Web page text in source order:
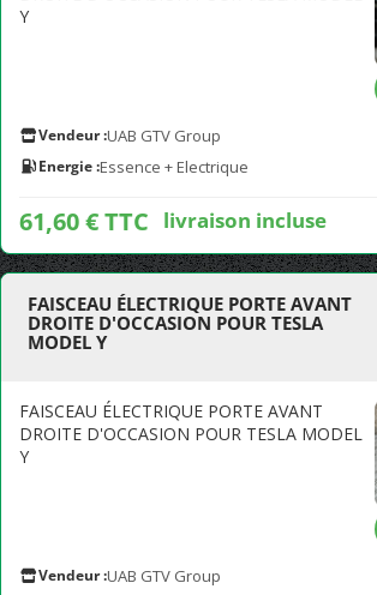
Y
Vendeur :UAB GTV Group
Energie :Essence + Electrique
61,60 € TTC livraison incluse
FAISCEAU ÉLECTRIQUE PORTE AVANT
DROITE D'OCCASION POUR TESLA
MODEL Y
FAISCEAU ÉLECTRIQUE PORTE AVANT
DROITE D'OCCASION POUR TESLA MODEL
Y
Vendeur :UAB GTV Group